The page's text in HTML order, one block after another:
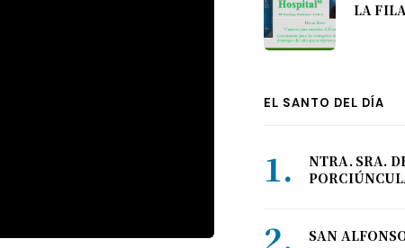
LA
EL SANTO DEL DÍA
NTRA. SRA.
SAN